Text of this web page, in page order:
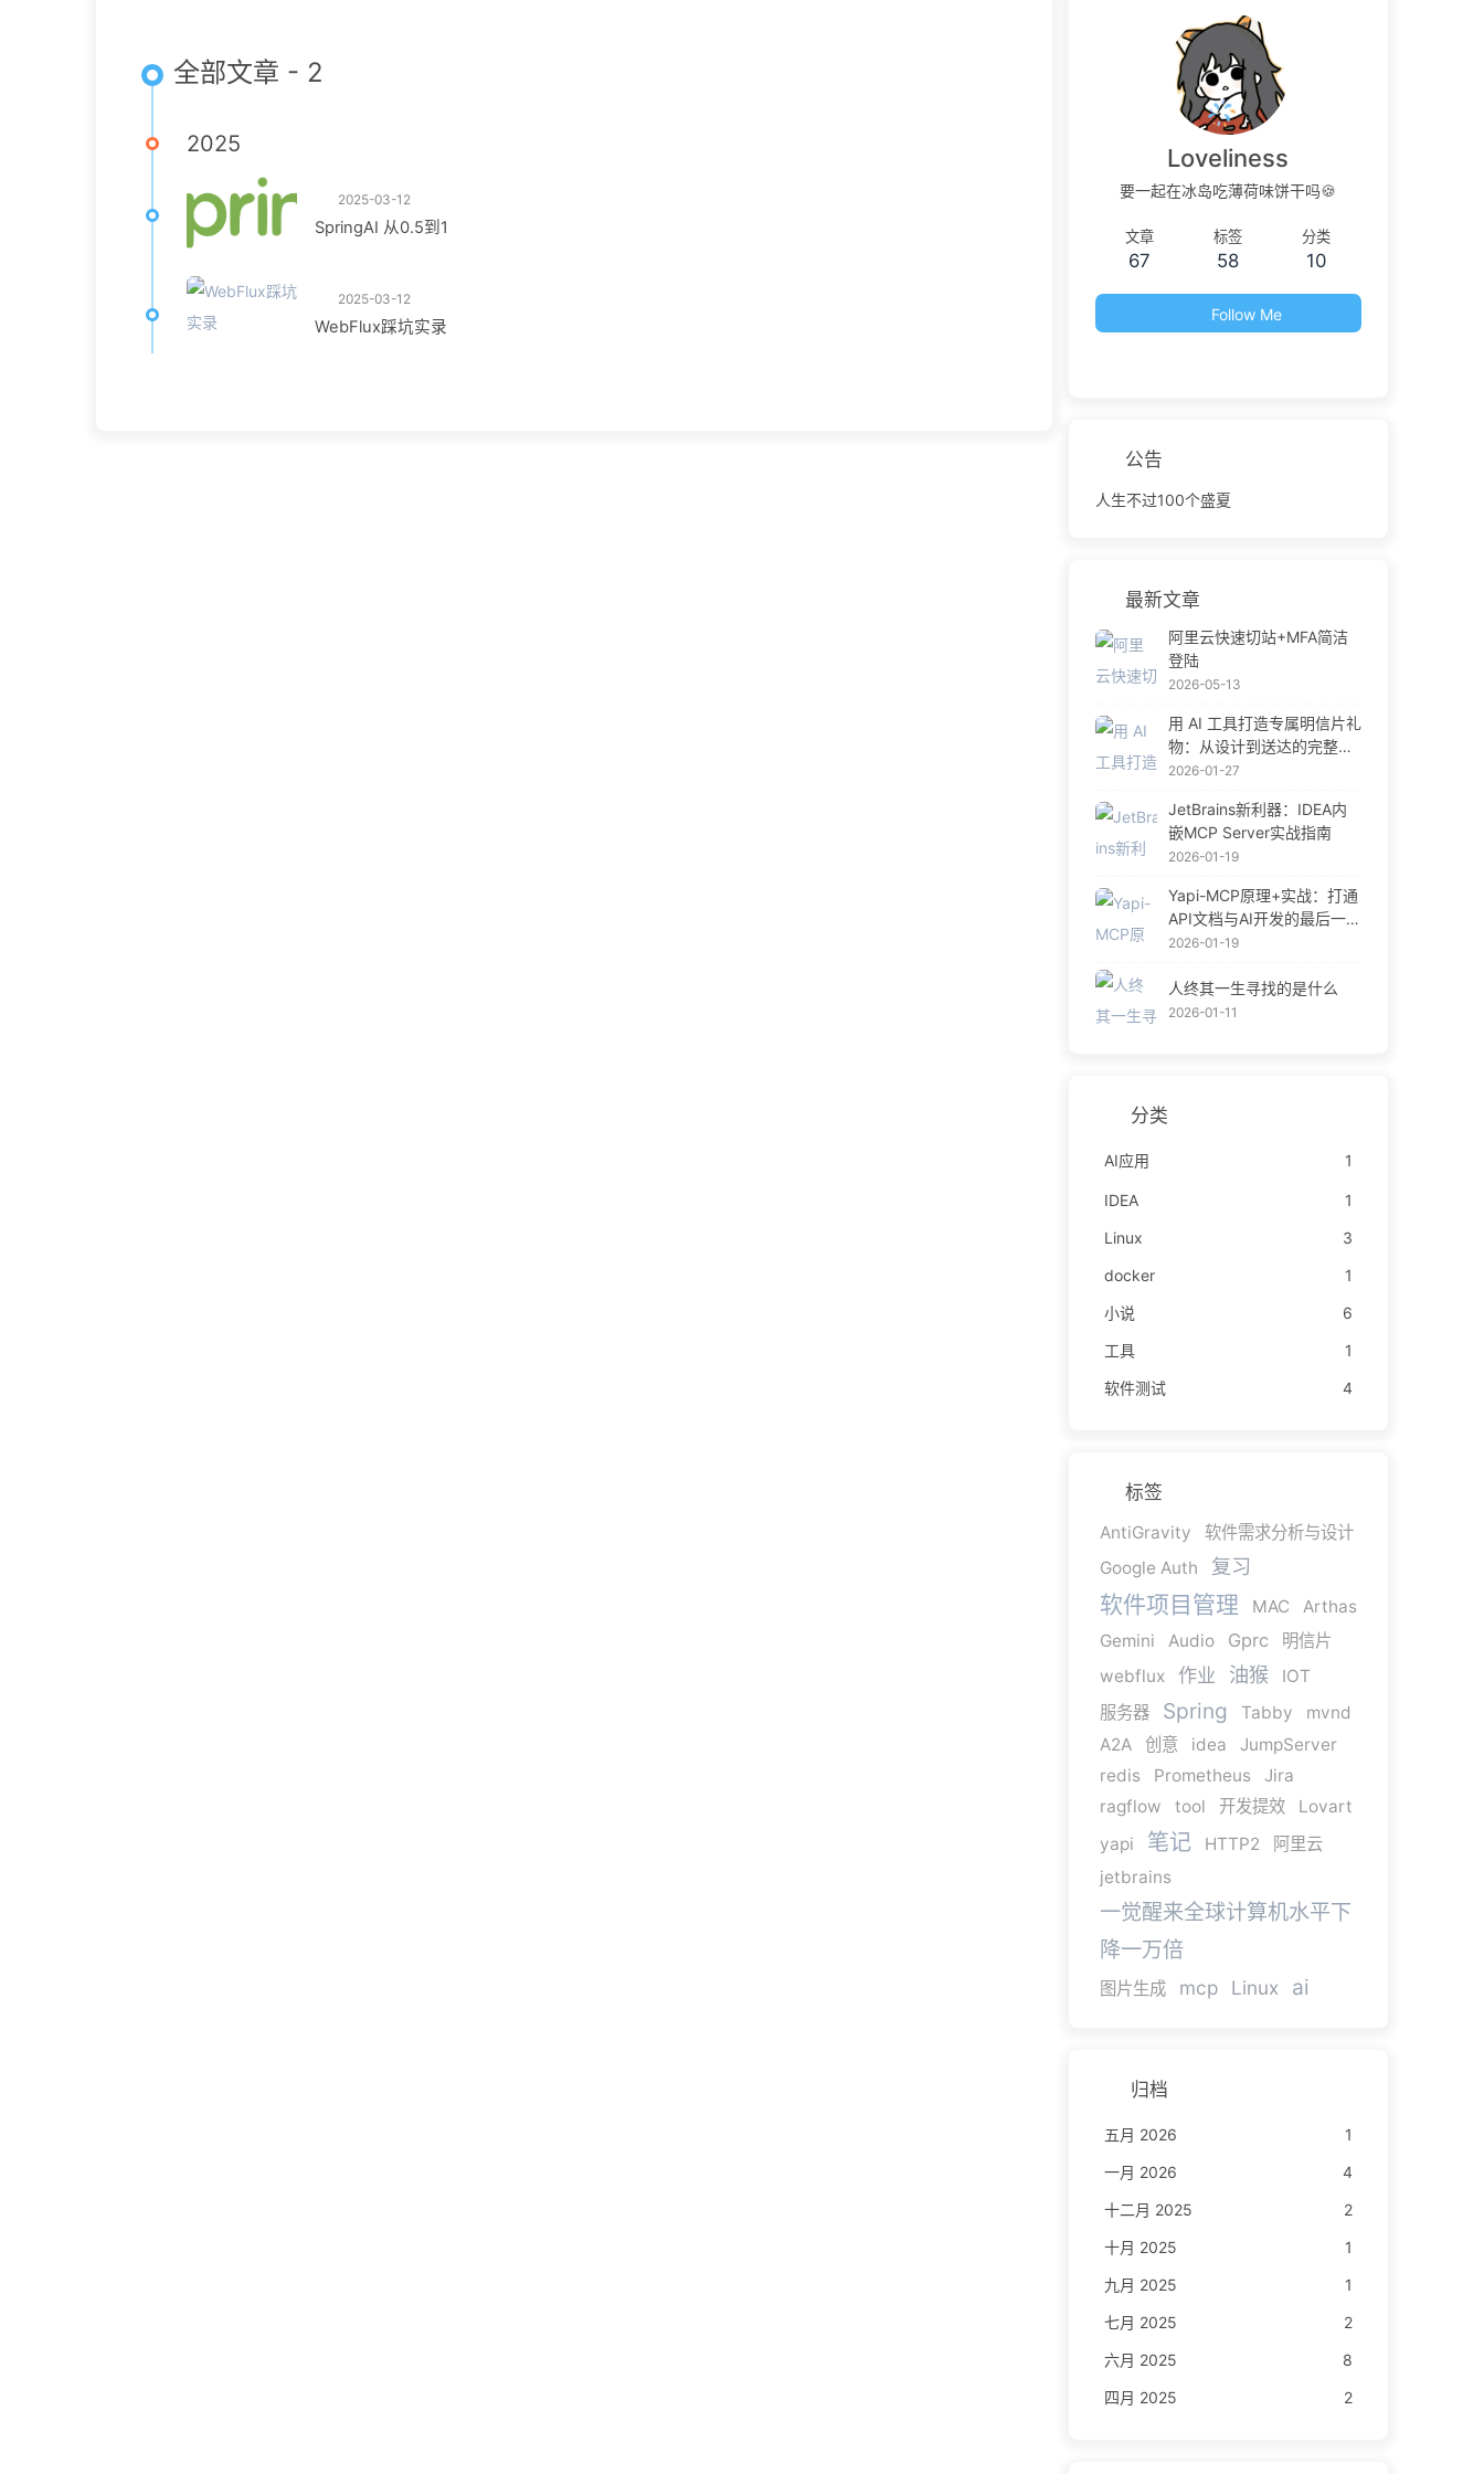
全部文章 - 2
2025
2025-03-12
SpringAI 从0.5到1
2025-03-12
WebFlux踩坑实录
Loveliness
要一起在冰岛吃薄荷味饼干吗🍪
文章
67
标签
58
分类
10
Follow Me
公告
人生不过100个盛夏
最新文章
阿里云快速切站+MFA简洁
登陆
2026-05-13
用 AI 工具打造专属明信片礼
物：从设计到送达的完整指
南
2026-01-27
JetBrains新利器：IDEA内
嵌MCP Server实战指南
2026-01-19
Yapi-MCP原理+实战：打通
API文档与AI开发的最后一公
里
2026-01-19
人终其一生寻找的是什么
2026-01-11
分类
AI应用 1
IDEA
1
Linux
3
docker
1
小说
6
工具
1
软件测试
4
标签
AntiGravity
软件需求分析与设计
Google Auth
复习
软件项目管理 MAC
Arthas
Gemini
Audio Gprc
明信片
webflux
作业 油猴
IOT
服务器
Spring Tabby
mvnd
A2A
创意 idea
JumpServer
redis
Prometheus
Jira
ragflow
tool 开发提效
Lovart
yapi
笔记 HTTP2
阿里云
jetbrains
一觉醒来全球计算机水平下
降一万倍
图片生成 mcp Linux ai
归档
五月 2026
1
一月 2026
4
十二月 2025
2
十月 2025
1
九月 2025
1
七月 2025
2
六月 2025
8
四月 2025
2